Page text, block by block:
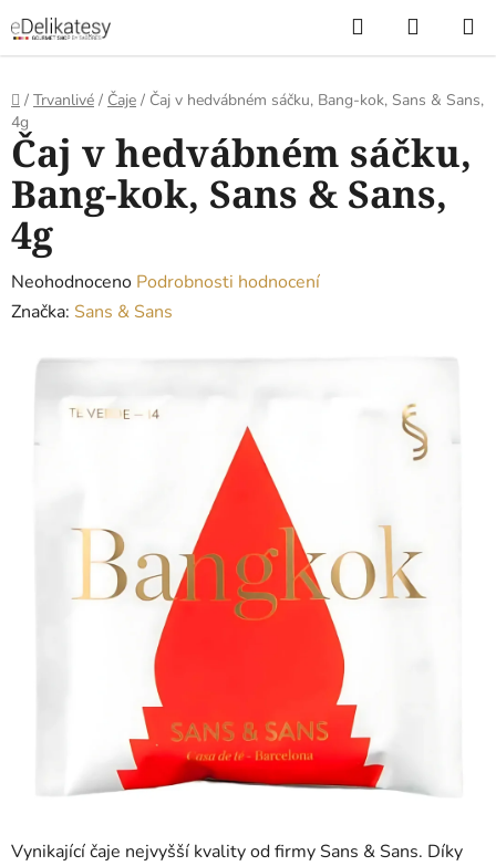
na
obsah
Hledat
KOŠÍK
Domů
/ Trvanlivé / Čaje / Čaj v hedvábném sáčku, Bang-kok, Sans & Sans,
4g
Vynikající čaje nejvyšší kvality od firmy Sans & Sans. Díky
Čaj v hedvábném sáčku,
Bang-kok, Sans & Sans,
4g
Průměrné
hodnocení
Neohodnoceno Podrobnosti hodnocení
Značka: Sans & Sans